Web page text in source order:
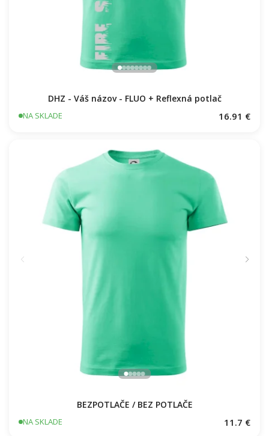
DHZ - Váš názov - FLUO + Reflexná potlač
NA SKLADE 16.91 €
BEZPOTLAČE / BEZ POTLAČE
NA SKLADE 11.7 €